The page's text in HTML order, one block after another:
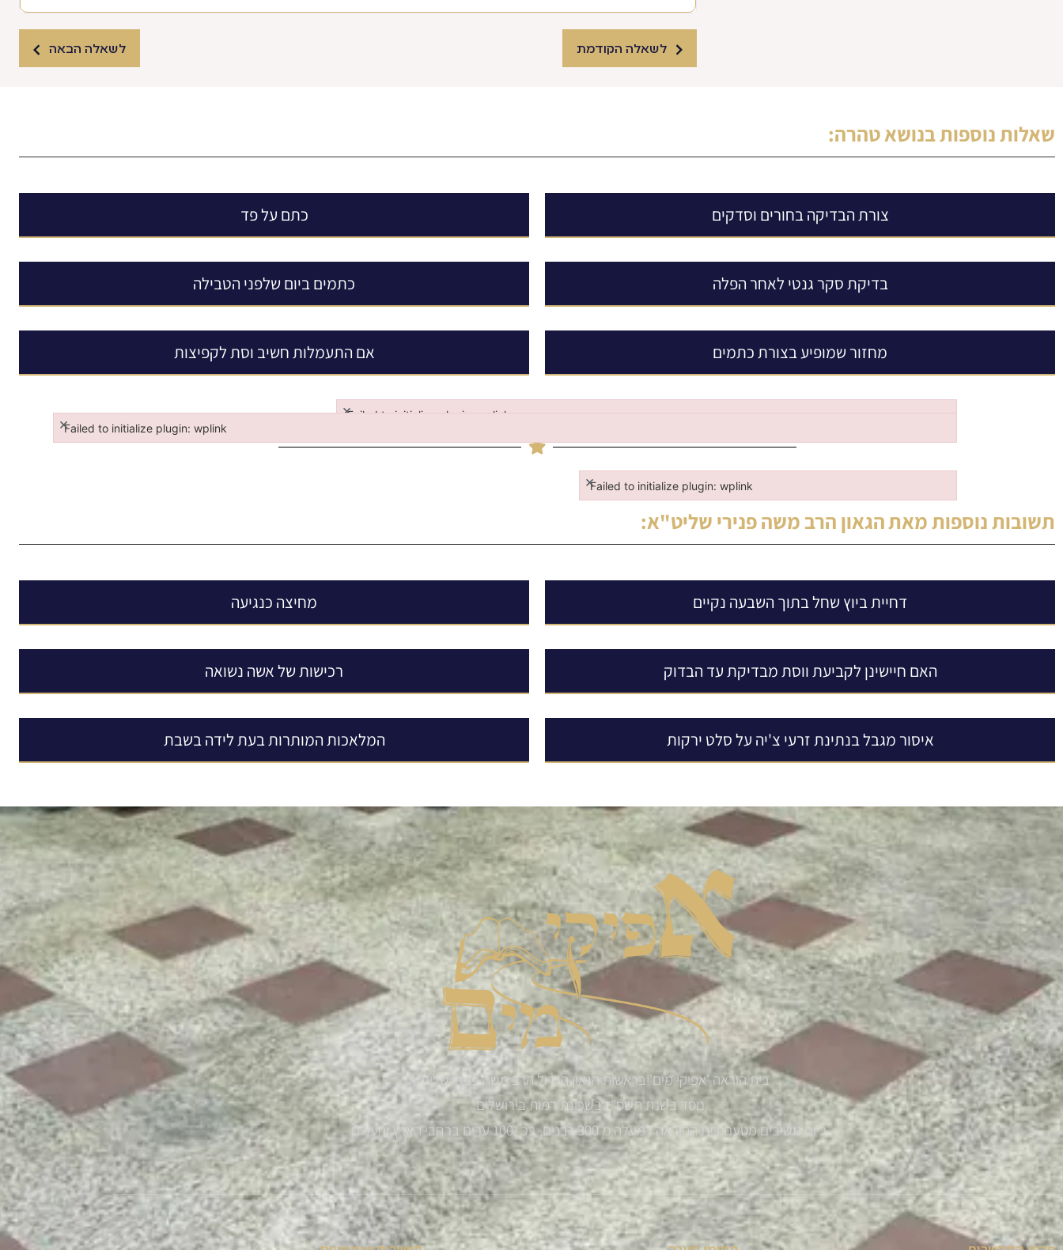
לשאלה הקודמת לשאלה הבאה
שאלות נוספות בנושאטהרה:
צורת הבדיקה בחורים וסדקים כתם על פד
בדיקת סקר גנטי לאחר הפלה כתמים ביום שלפני הטבילה
מחזור שמופיע בצורת כתמים אם התעמלות חשיב וסת לקפיצות
תשובות נוספות מאתהגאון הרב משה פנירי שליט"א:
דחיית ביוץ שחל בתוך השבעה נקיים מחיצה כנגיעה
האם חיישינן לקביעת ווסת מבדיקת עד הבדוק רכישות של אשה נשואה
איסור מגבל בנתינת זרעי צ'יה על סלט ירקות המלאכות המותרות בעת לידה בשבת
בית הוראה 'אפיקי מים' בראשות הגאון הגדול הרב משה פנירי שליט"א
נוסד בשנת תשס"ז בשכונת רמות בירושלים.
כיום משיבים מטעם בית ההוראה למעלה מ 300 רבנים, בכ -100 ערים ברחבי הארץ והעולם
Failed to initialize plugin: wplink
×
Failed to initialize plugin: wplink
×
Failed to initialize plugin: wplink
Failed to initialize plugin: wplink
×
Failed to initialize plugin: wplink